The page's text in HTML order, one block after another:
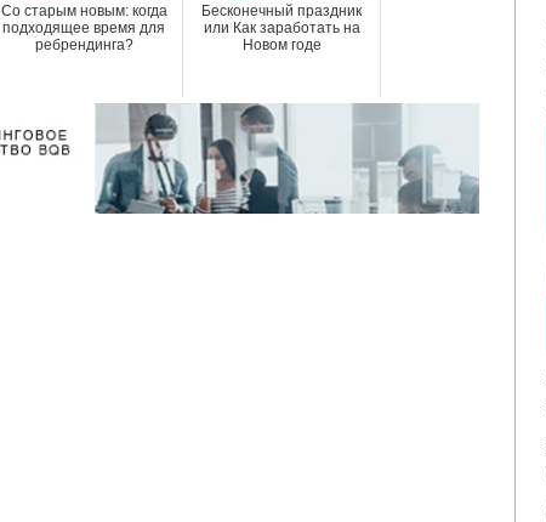
Со старым новым: когда
подходящее время для
ребрендинга?
Бесконечный праздник
или Как заработать на
Новом годе